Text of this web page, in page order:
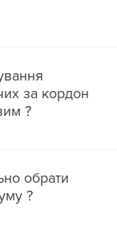
- Стаціонарне
-
-
за кордон
?
візи у більшість
обов'язковим
обрати
?